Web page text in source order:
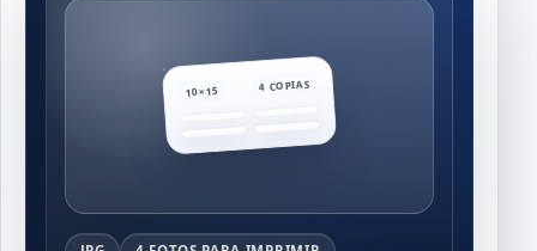
10×15 4 COPIAS